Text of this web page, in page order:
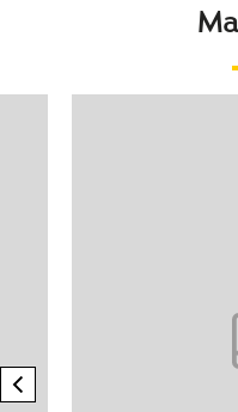
previous element